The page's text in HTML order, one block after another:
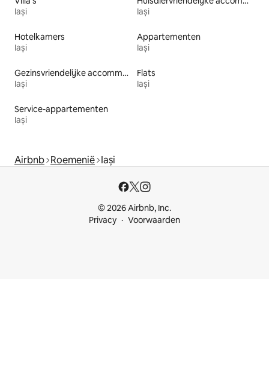
Iași
Iași
Hotelkamers
Iași
Appartementen
Iași
Gezinsvriendelijke accommodaties
Iași
Flats
Iași
Service-appartementen
Iași
Airbnb Roemenië Iași
© 2026 Airbnb, Inc.
Privacy
Voorwaarden